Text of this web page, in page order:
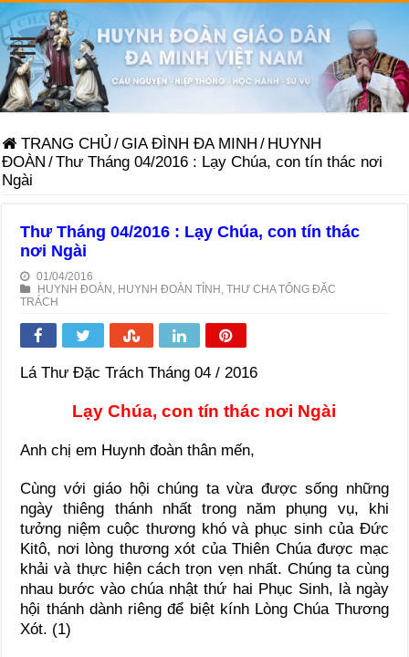
TRANG CHỦ /GIA ĐÌNH ĐA MINH / HUYNH
ĐOÀN /Thư Tháng 04/2016 : Lạy Chúa, con tín thác nơi
Ngài
Thư Tháng 04/2016 : Lạy Chúa, con tín thác
nơi Ngài
01/04/2016
HUYNH ĐOÀN HUYNH ĐOÀN TỈNH ,THƯ CHA TỔNG ĐẶC
TRÁCH
Lá Thư Đặc Trách Tháng 04 / 2016
Lạy Chúa, con tín thác nơi Ngài
Anh chị em Huynh đoàn thân mến,
Cùng với giáo hội chúng ta vừa được sống những
ngày thiêng thánh nhất trong năm phụng vụ, khi
tưởng niệm cuộc thương khó và phục sinh của Đức
Kitô, nơi lòng thương xót của Thiên Chúa được mạc
khải và thực hiện cách trọn vẹn nhất. Chúng ta cùng
nhau bước vào chúa nhật thứ hai Phục Sinh, là ngày
hội thánh dành riêng để biệt kính Lòng Chúa Thương
Xót. (1)